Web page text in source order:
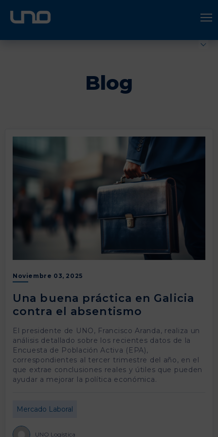
ÚNETE A UNO LOGÍSTICA
Blog
Noviembre 03, 2025
Una buena práctica en Galicia
contra el absentismo
El presidente de UNO, Francisco Aranda, realiza un
análisis detallado sobre los recientes datos de la
Encuesta de Población Activa (EPA),
correspondientes al tercer trimestre del año, en el
que extrae conclusiones reales y útiles que pueden
ayudar a mejorar la política económica.
Mercado Laboral
UNO Logística